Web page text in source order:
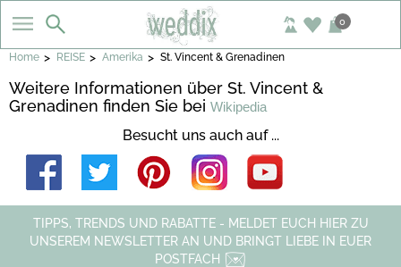
0
Home > REISE > Amerika > St. Vincent & Grenadinen
Weitere Informationen über St. Vincent &
Grenadinen finden Sie bei Wikipedia
Besucht uns auch auf ...
TIPPS, TRENDS UND RABATTE - MELDET EUCH HIER ZU
UNSEREM NEWSLETTER AN UND BRINGT LIEBE IN EUER
POSTFACH